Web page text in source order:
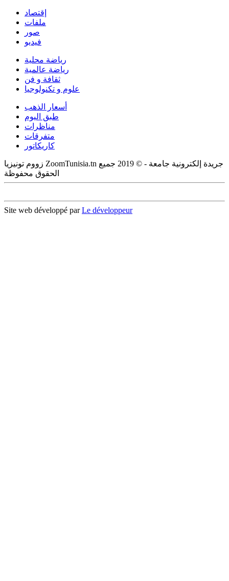
إقتصاد
ملفات
صور
فيديو
رياضة محلية
رياضة عالمية
ثقافة و فن
علوم و تكنولوجيا
أسعار الذهب
طبق اليوم
مناظرات
متفرقات
كاريكاتور
زووم تونيزيا ZoomTunisia.tn جريدة إلكترونية جامعة - © 2019 جميع
الحقوق محفوظة
Site web développé parLe développeur